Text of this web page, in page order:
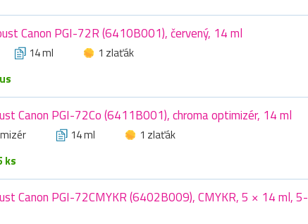
Canon PGI-72R (6410B001), červený, 14 ml
14 ml
1 zlaťák
Canon PGI-72Co (6411B001), chroma optimizér, 14 ml
14 ml
1 zlaťák
ks
Canon PGI-72CMYKR (6402B009), CMYKR, 5 × 14 ml, 5-